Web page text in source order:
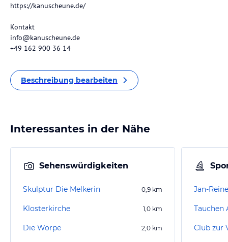
https://kanuscheune.de/
Kontakt
info@kanuscheune.de
+49 162 900 36 14
Beschreibung bearbeiten
Interessantes in der Nähe
Sehenswürdigkeiten
Skulptur Die Melkerin 0,9 km
Klosterkirche 1,0 km
Die Wörpe 2,0 km
Jan-
Tauchen